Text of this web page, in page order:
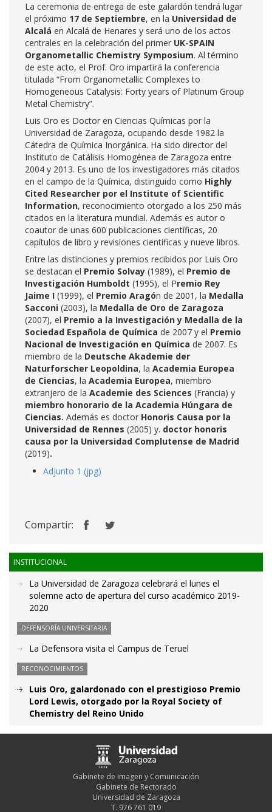
La ceremonia de entrega de este galardón tendrá lugar
el próximo 17 de Septiembre, en la Universidad de
Alcalá en Alcalá de Henares y será uno de los actos
centrales en la celebración del primer UK-SPAIN
Organometallic Chemistry Symposium. Al término
de este acto, el Prof. Oro impartirá la conferencia
titulada “From Organometallic Complexes to
Homogeneous Catalysis: Forty years of Platinum Group
Metal Chemistry”.
Luis Oro es Doctor en Ciencias Químicas por la
Universidad de Zaragoza, ocupando desde 1982 la
Cátedra de Química Inorgánica. Ha sido director del
Instituto de Catálisis Homogénea de Zaragoza entre
2004 y 2013. Es uno de los investigadores más citados
en el campo de la Química, distinguido como Highly
Cited Researcher por el Institute of Scientific
Information, reconocimiento otorgado a los 250 más
citados en la literatura mundial. Además es autor o
coautor de unas 600 publicaciones científicas, 20
capítulos de libro y revisiones científicas y nueve libros.
Entre las distinciones y premios recibidos por Luis Oro
se destacan el Premio Solvay (1989), el Premio de
Investigación Humboldt (1995), el Premio Rey
Jaime I (1999), el Premio Aragón de 2001, la Medalla
Sacconi (2003), la Medalla de Oro de Zaragoza
(2007), el Premio a la Investigación y Medalla de la
Sociedad Española de Química de 2007 y el Premio
Nacional de Investigación en Química de 2007. Es
miembro de la Deutsche Akademie der
Naturforscher Leopoldina, la Academia Europea
de Ciencias, la Academia Europea, miembro
extranjero de la Academie des Sciences (Francia) y
miembro honorario de la Academia Húngara de
Ciencias. Además es doctor Honoris Causa por la
Universidad de Rennes (2005) y. doctor honoris
causa por la Universidad Complutense de Madrid
(2019).
Adjunto 1 (jpg)
Compartir:
INSTITUCIONAL
La Universidad de Zaragoza celebrará el lunes el
solemne acto de apertura del curso académico 2019-
2020
DEFENSORÍA UNIVERSITARIA
La Defensora visita el Campus de Teruel
RECONOCIMIENTOS
Luis Oro, galardonado con el prestigioso Premio
Lord Lewis, otorgado por la Royal Society of
Chemistry del Reino Unido
Gabinete de Imagen y Comunicación
Gabinete de Rectorado
Universidad de Zaragoza
T. 976 761 019